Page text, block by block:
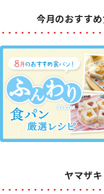
今月のおすす
ヤマザ